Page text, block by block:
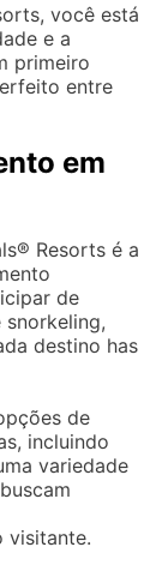
você está
e a
primeiro
entre
em
Resorts é a
de
destino has
de
incluindo
variedade
visitante.